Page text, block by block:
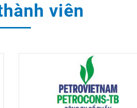
PIPE làm chủ đầu tư và tổng thầu
XEM THÊM
viên